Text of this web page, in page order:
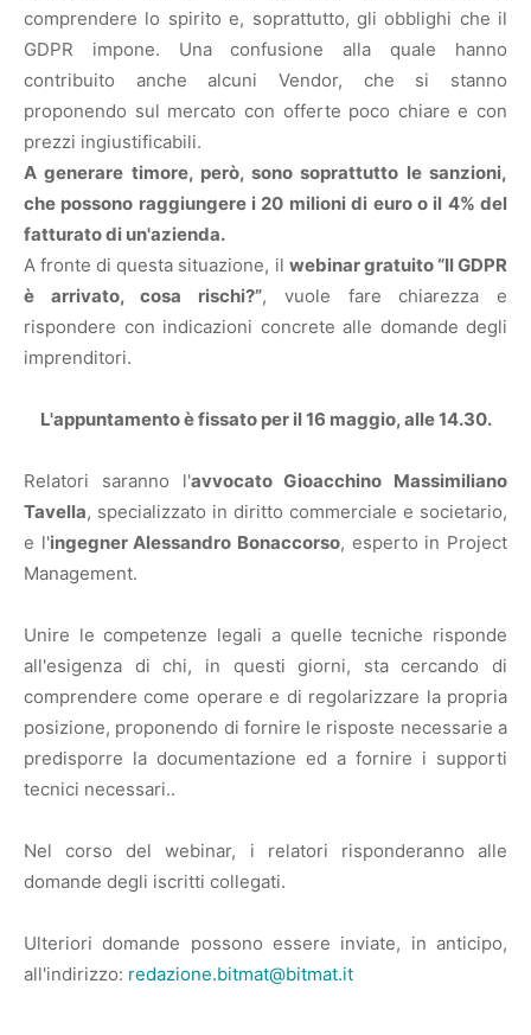
comprendere lo spirito e, soprattutto, gli obblighi che il
GDPR impone. Una confusione alla quale hanno
contribuito anche alcuni Vendor, che si stanno
proponendo sul mercato con offerte poco chiare e con
prezzi ingiustificabili.
A generare timore, però, sono soprattutto le sanzioni,
che possono raggiungere i 20 milioni di euro o il 4% del
fatturato di un'azienda.
A fronte di questa situazione, il webinar gratuito “Il GDPR
è arrivato, cosa rischi?”, vuole fare chiarezza e
rispondere con indicazioni concrete alle domande degli
imprenditori.
L'appuntamento è fissato per il 16 maggio, alle 14.30.
Relatori saranno l'avvocato Gioacchino Massimiliano
Tavella, specializzato in diritto commerciale e societario,
e l'ingegner Alessandro Bonaccorso, esperto in Project
Management.
Unire le competenze legali a quelle tecniche risponde
all'esigenza di chi, in questi giorni, sta cercando di
comprendere come operare e di regolarizzare la propria
posizione, proponendo di fornire le risposte necessarie a
predisporre la documentazione ed a fornire i supporti
tecnici necessari..
Nel corso del webinar, i relatori risponderanno alle
domande degli iscritti collegati.
Ulteriori domande possono essere inviate, in anticipo,
all'indirizzo: redazione.bitmat@bitmat.it